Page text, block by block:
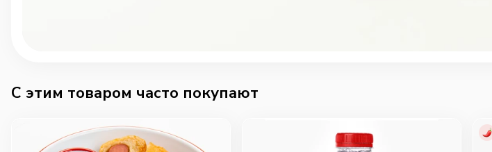
C этим товаром часто покупают